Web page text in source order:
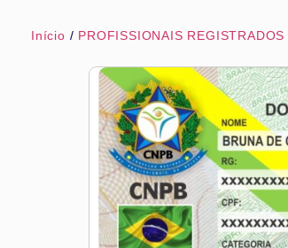
Início / PROFISSIONAIS REGISTRADOS